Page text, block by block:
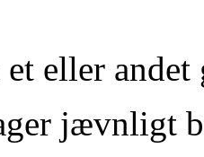
et eller
jævnligt